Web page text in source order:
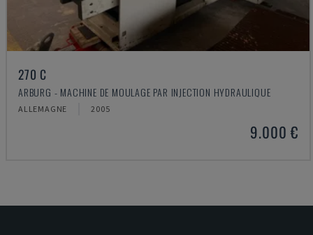
270 C
ARBURG - MACHINE DE MOULAGE PAR INJECTION HYDRAULIQUE
ALLEMAGNE 2005
9.000 €